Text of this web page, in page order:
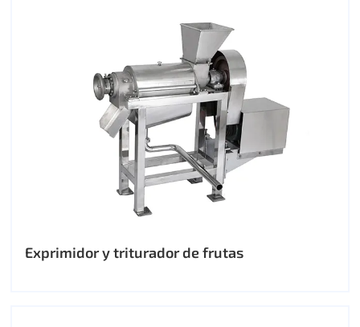
Exprimidor y triturador de frutas